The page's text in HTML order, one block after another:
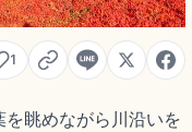
1
眺めながら川沿いを